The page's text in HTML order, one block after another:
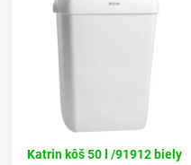
Katrin kôš 50 l /91912 biely